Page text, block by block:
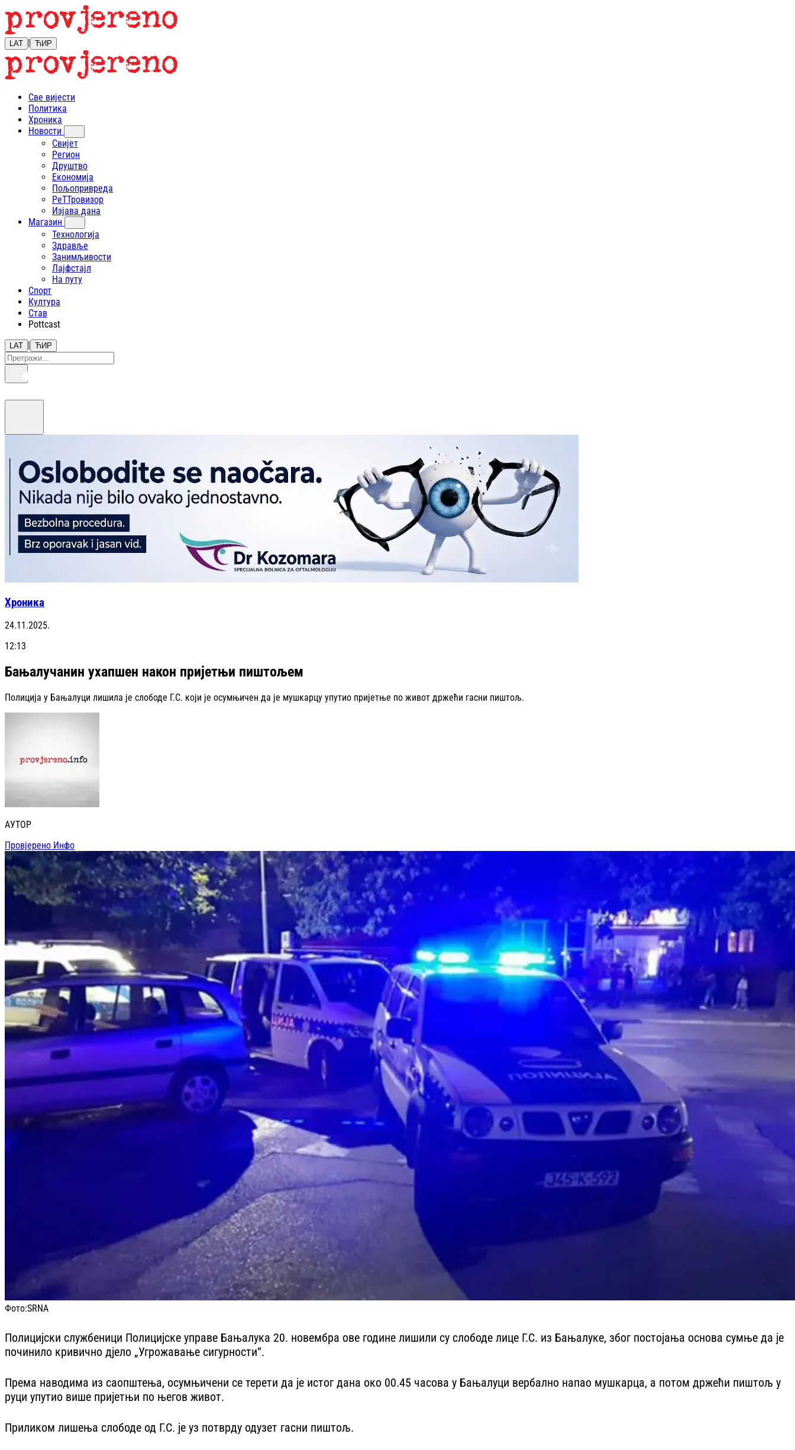
LAT | ЋИР
Све вијести
Политика
Хроника
Новости
Свијет
Регион
Друштво
Економија
Пољопривреда
РеТТровизор
Изјава дана
Магазин
Технологија
Здравље
Занимљивости
Лајфстajл
На путу
Спорт
Култура
Став
Pottcast
LAT | ЋИР
Хроника
24.11.2025.
12:13
Бањалучанин ухапшен након пријетњи пиштољем
Полиција у Бањалуци лишила је слободе Г.С. који је осумњичен да је мушкарцу упутио пријетње по живот држећи гасни пиштољ.
АУТОР
Провјерено Инфо
Фото:SRNA
Полицијски службеници Полицијске управе Бањалука 20. новембра ове године лишили су слободе лице Г.С. из Бањалуке, због постојања основа сумње да је
починило кривично дјело „Угрожавање сигурности“.
Према наводима из саопштења, осумњичени се терети да је истог дана око 00.45 часова у Бањалуци вербално напао мушкарца, а потом држећи пиштољ у
руци упутио више пријетњи по његов живот.
Приликом лишења слободе од Г.С. је уз потврду одузет гасни пиштољ.